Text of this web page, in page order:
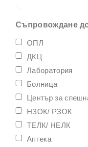
Съпровождане
ОПЛ
ДКЦ
Лаборатория
Болница
Център за
НЗОК/ РЗОК
ТЕЛК/ НЕЛК
Аптека